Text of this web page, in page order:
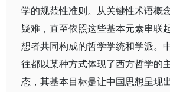
学的规范性准则。从关键性术语概
疑难，直至依照这些基本元素串联
想者共同构成的哲学学统和学派。
往都以某种方式体现了西方哲学的
态，其基本目标是让中国思想呈现